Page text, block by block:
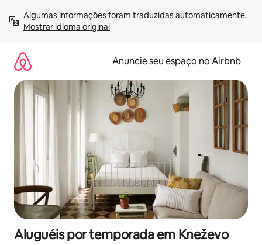
para
Mostrar idioma original
Anuncie seu espaço no Airbnb
Aluguéis por temporada em Kneževo